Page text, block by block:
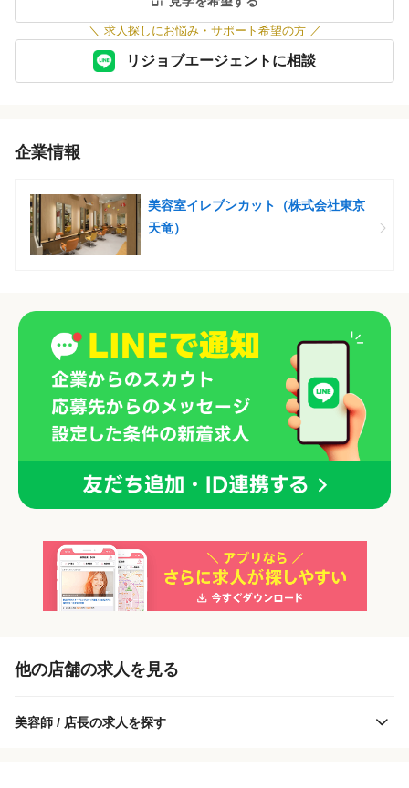
＼ 求人探しにお悩み・サポート希望の方 ／
リジョブエージェントに相談
企業情報
美容室イレブンカット（株式会社東京
天竜）
「正社員」を募集している店舗
各店舗の特色（詳しい給与、一緒に働くスタッフ、サービスメニュー、客層
など）が見られます
他の店舗の求人を見る
美容師 / 店長の求人を探す